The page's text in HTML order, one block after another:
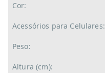
Cor:
Acessórios para Celulares:
Peso:
Altura (cm):